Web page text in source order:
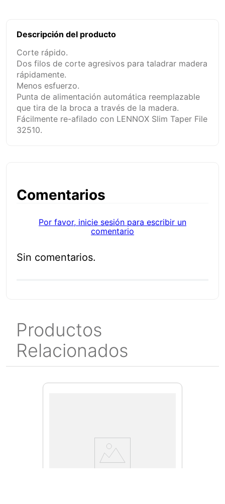
Descripción del producto
Corte rápido.
Dos filos de corte agresivos para taladrar madera
rápidamente.
Menos esfuerzo.
Punta de alimentación automática reemplazable
que tira de la broca a través de la madera.
Fácilmente re-afilado con LENNOX Slim Taper File
32510.
Comentarios
Por favor, inicie sesión para escribir un
comentario
Sin comentarios.
Productos
Relacionados